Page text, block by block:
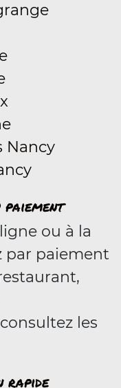
Nancy
ou à la
par paiement
les
rapide